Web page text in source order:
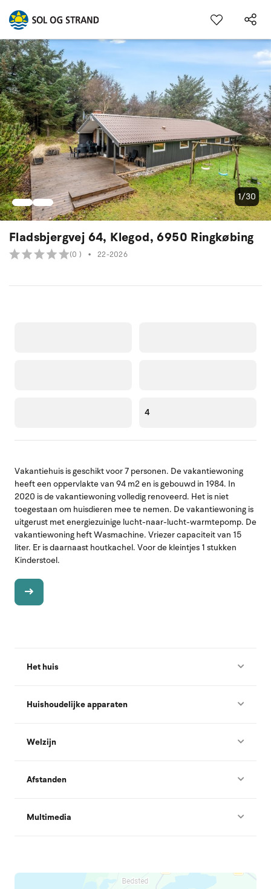
Fladsbjergvej 64, Klegod, 6950 Ringkøbing
(0 ) • 22-2026
1/30
4
Vakantiehuis is geschikt voor 7 personen. De vakantiewoning
heeft een oppervlakte van 94 m2 en is gebouwd in 1984. In
2020 is de vakantiewoning volledig renoveerd. Het is niet
toegestaan om huisdieren mee te nemen. De vakantiewoning is
uitgerust met energiezuinige lucht-naar-lucht-warmtepomp. De
vakantiewoning heft Wasmachine. Vriezer capaciteit van 15
liter. Er is daarnaast houtkachel. Voor de kleintjes 1 stukken
Kinderstoel.
Het huis
Huishoudelijke apparaten
Welzijn
Afstanden
Multimedia